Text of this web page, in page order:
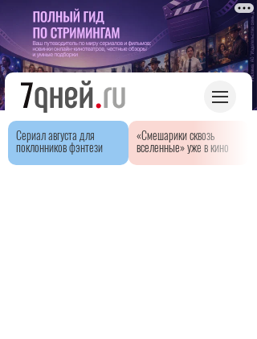
Сериал августа для
поклонников фэнтези
«Смешарики сквозь
вселенные» уже в кино